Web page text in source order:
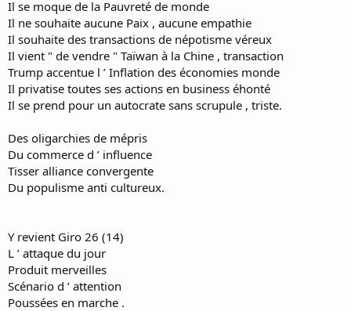
Il se moque de la Pauvreté de monde
Il ne souhaite aucune Paix , aucune empathie
Il souhaite des transactions de népotisme véreux
Il vient " de vendre " Taïwan à la Chine , transaction
Trump accentue l ’ Inflation des économies monde
Il privatise toutes ses actions en business éhonté
Il se prend pour un autocrate sans scrupule , triste.
Des oligarchies de mépris
Du commerce d ’ influence
Tisser alliance convergente
Du populisme anti cultureux.
Y revient Giro 26 (14)
L ’ attaque du jour
Produit merveilles
Scénario d ’ attention
Poussées en marche .